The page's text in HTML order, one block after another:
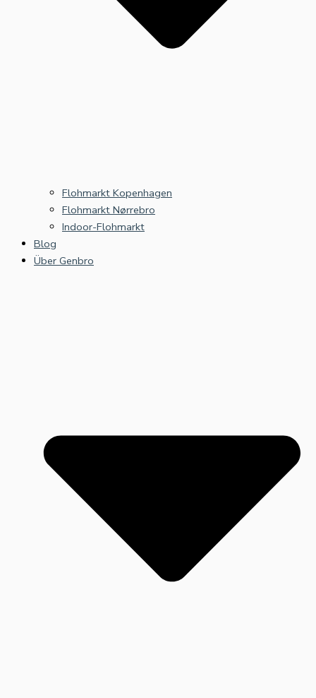
Flohmarkt Kopenhagen
Flohmarkt Nørrebro
Indoor-Flohmarkt
Blog
Über Genbro